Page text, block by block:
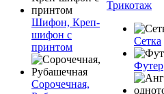
Шифон, Креп-
шифон с
принтом
Сорочечная,
Трикотаж
Сетка
Футер